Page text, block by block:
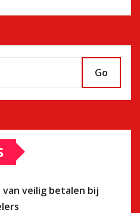
Go
veilig betalen bij